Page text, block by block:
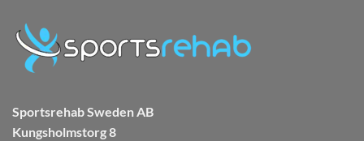
Sportsrehab Sweden AB
Kungsholmstorg 8